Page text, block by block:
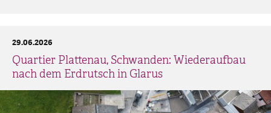
Quartier Plattenau, Schwanden: Wiederaufbau
nach dem Erdrutsch in Glarus
29.06.2026